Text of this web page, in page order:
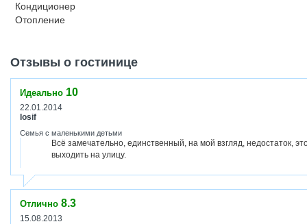
Кондиционер
Отопление
Отзывы о гостинице
Идеально 10
22.01.2014
Iosif
Семья с маленькими детьми
Всё замечательно, единственный, на мой взгляд, недостаток,
выходить на улицу.
Отлично 8.3
15.08.2013